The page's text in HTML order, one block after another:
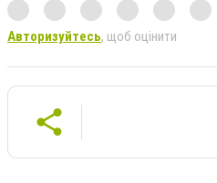
Авторизуйтесь, щоб оцінити